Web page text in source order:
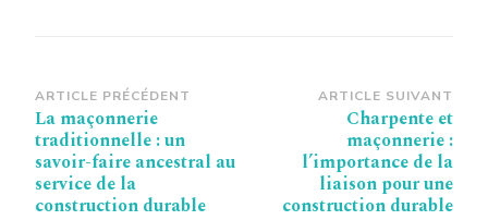
Navigation
d’article
ARTICLE PRÉCÉDENT
La maçonnerie
traditionnelle : un
savoir-faire ancestral au
service de la
construction durable
ARTICLE SUIVANT
Charpente et
maçonnerie :
l’importance de la
liaison pour une
construction durable